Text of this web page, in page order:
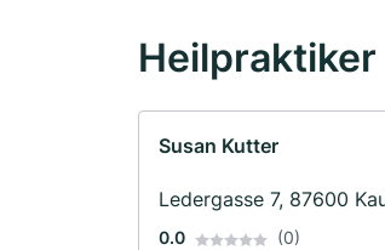
Susan Kutter
Ledergasse 7, 87600
0.0 (0)